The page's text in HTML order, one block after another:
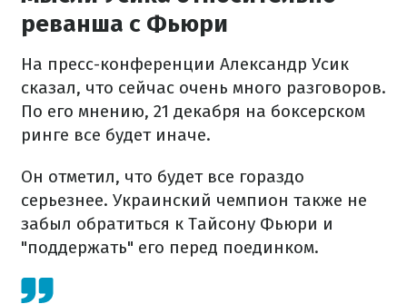
реванша с Фьюри
На пресс-конференции Александр Усик
сказал, что сейчас очень много разговоров.
По его мнению, 21 декабря на боксерском
ринге все будет иначе.
Он отметил, что будет все гораздо
серьезнее. Украинский чемпион также не
забыл обратиться к Тайсону Фьюри и
"поддержать" его перед поединком.